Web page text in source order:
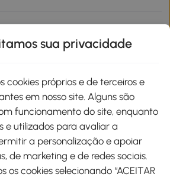
sua privacidade
cookies próprios e de terceiros e
em nosso site. Alguns são
funcionamento do site, enquanto
e utilizados para avaliar a
a personalização e apoiar
de marketing e de redes sociais.
os cookies selecionando “ACEITAR